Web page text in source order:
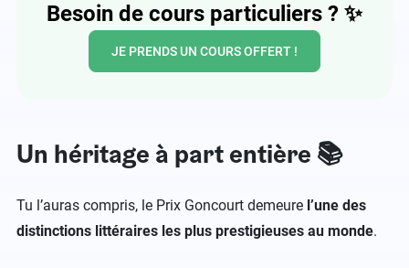
Besoin de cours particuliers ? ✨
JE PRENDS UN COURS OFFERT !
Un héritage à part entière 📚
Tu l’auras compris, le Prix Goncourt demeure l’une des
distinctions littéraires les plus prestigieuses au monde.